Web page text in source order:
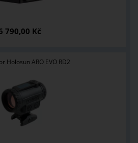
790,00 Kč
Holosun ARO EVO RD2